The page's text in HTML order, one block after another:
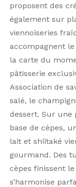
proposent des
également sur
viennoiseries
accompagnent
la carte du
pâtisserie
Association de
salé, le
dessert. Sur une
base de cèpes,
lait et shiitaké
gourmand. Des
cèpes finissent
s’harmonise